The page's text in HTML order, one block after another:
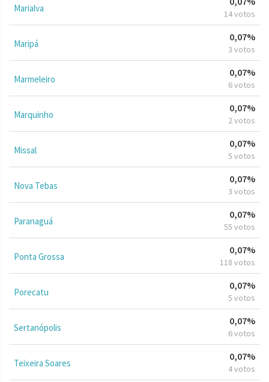
Marialva 14 votos
Maripá
0,07%
3 votos
Marmeleiro
0,07%
6 votos
Marquinho
0,07%
2 votos
Missal
0,07%
5 votos
Nova Tebas
0,07%
3 votos
Paranaguá
0,07%
55 votos
Ponta Grossa
0,07%
118 votos
Porecatu
0,07%
5 votos
Sertanópolis
0,07%
6 votos
Teixeira Soares
0,07%
4 votos